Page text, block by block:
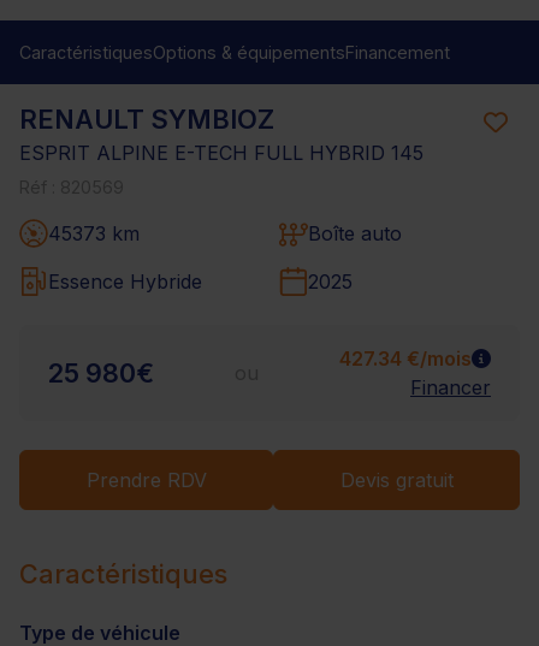
RENAULT SYMBIOZ
ESPRIT ALPINE E-TECH FULL HYBRID 145
45373 km
Boîte auto
Essence Hybride
2025
25 980€
427.34 €/mois
Financer
Prendre RDV Devis gratuit
CaractéristiquesOptions & équipementsFinancement
Caractéristiques
Type de véhicule